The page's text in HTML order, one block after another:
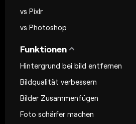
vs Pixlr
vs Photoshop
Funktionen
Hintergrund bei bild entfernen
Bildqualität verbessern
Bilder Zusammenfügen
Foto schärfer machen